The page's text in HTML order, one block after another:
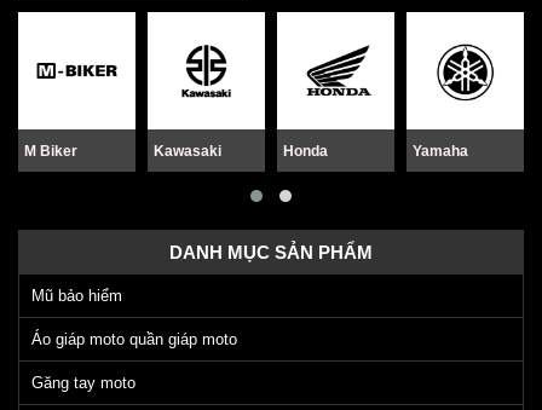
M Biker Kawasaki Honda Yamaha
DANH MỤC SẢN PHẨM
Mũ bảo hiểm
Áo giáp moto quần giáp moto
Găng tay moto